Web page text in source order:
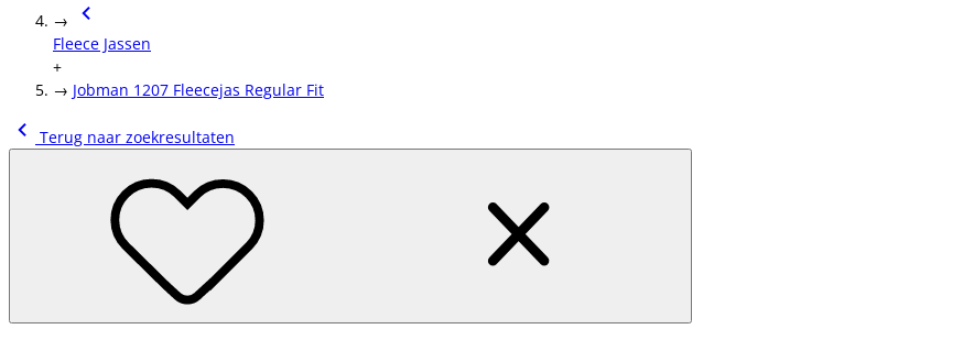
→
Fleece Jassen
+
→ Jobman 1207 Fleecejas Regular Fit
Terug naar zoekresultaten